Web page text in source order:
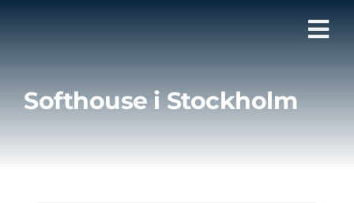
Softhouse i Stockholm